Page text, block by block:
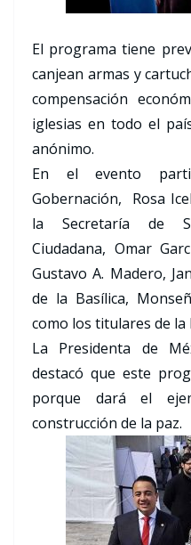
El programa tiene
canjean armas y
compensación
iglesias en todo el
anónimo.
En el evento
Gobernación, Rosa
la Secretaría de
Ciudadana, Omar
Gustavo A. Madero,
de la Basílica,
como los titulares de la
La Presidenta de
destacó que este
porque dará el
construcción de la paz.